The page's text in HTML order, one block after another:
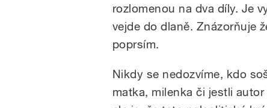
rozlomenou na dva díly. Je
vejde do dlaně. Znázorňuje
poprsím.
Nikdy se nedozvíme, kdo
matka, milenka či jestli